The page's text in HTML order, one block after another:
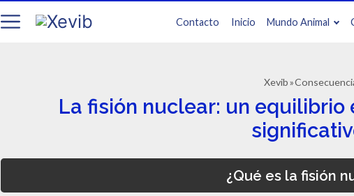
Contacto Inicio Mundo Animal
Xevib
La fisión nuclear: un equilibrio
¿Qué es la fisión